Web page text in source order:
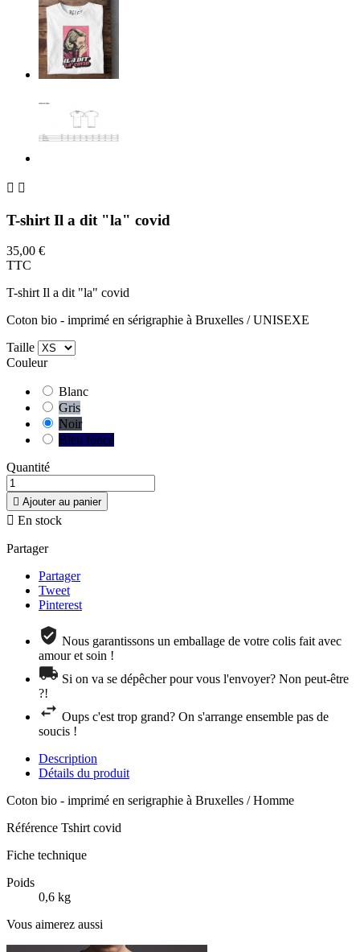
 
T-shirt Il a dit "la" covid
35,00 €
TTC
T-shirt Il a dit "la" covid
Coton bio - imprimé en sérigraphie à Bruxelles / UNISEXE
Taille
Couleur
Blanc
Gris
Noir
Bleu foncé
Quantité
 Ajouter au panier
 En stock
Partager
Partager
Tweet
Pinterest
Nous garantissons un emballage de votre colis fait avec
amour et soin !
Si on va se dépêcher pour vous l'envoyer? Non peut-être
?!
Oups c'est trop grand? On s'arrange ensemble pas de
soucis !
Description
Détails du produit
Coton bio - imprimé en serigraphie à Bruxelles / Homme
Référence Tshirt covid
Fiche technique
Poids
0,6 kg
Vous aimerez aussi